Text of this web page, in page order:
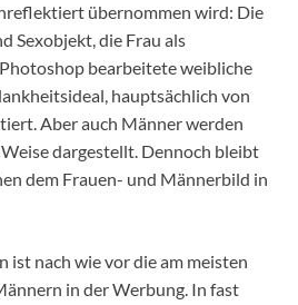
übernommen wird: Die
Sexobjekt, die Frau als
bearbeitete weibliche
hauptsächlich von
Aber auch Männer werden
dargestellt. Dennoch bleibt
dem Frauen- und Männerbild in
ist nach wie vor die am meisten
in der Werbung. In fast